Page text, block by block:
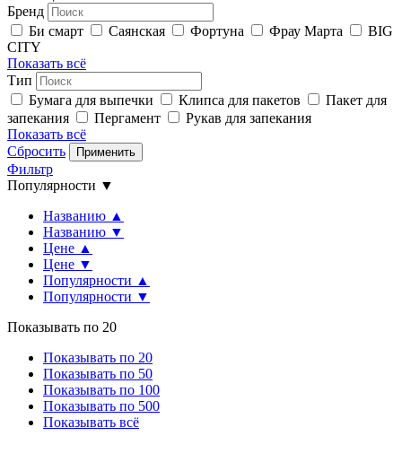
Бренд
Би смарт
Саянская Фортуна Фрау Марта
BIG
CITY
Показать всё
Тип
Бумага для выпечки
Клипса для пакетов
Пакет для
запекания
Пергамент
Рукав для запекания
Показать всё
Сбросить
Применить
Фильтр
Популярности ▼
Названию ▲
Названию ▼
Цене ▲
Цене ▼
Популярности ▲
Популярности ▼
Показывать по 20
Показывать по 20
Показывать по 50
Показывать по 100
Показывать по 500
Показывать всё